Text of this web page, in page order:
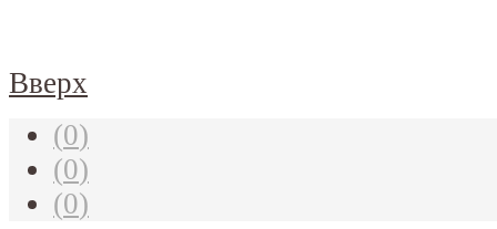
Вверх
(0)
(0)
(0)